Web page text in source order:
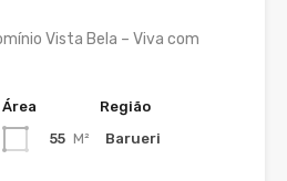
Vista Bela – Viva com
Área
55 M²
Região
Barueri